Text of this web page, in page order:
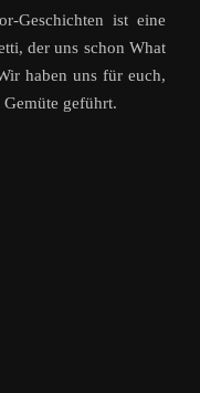
Geschichten ist eine
der uns schon What
haben uns für euch,
geführt.